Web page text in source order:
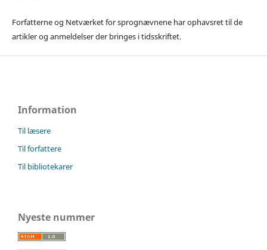
Forfatterne og Netværket for sprognævnene har ophavsret til de
artikler og anmeldelser der bringes i tidsskriftet.
Information
Til læsere
Til forfattere
Til bibliotekarer
Nyeste nummer